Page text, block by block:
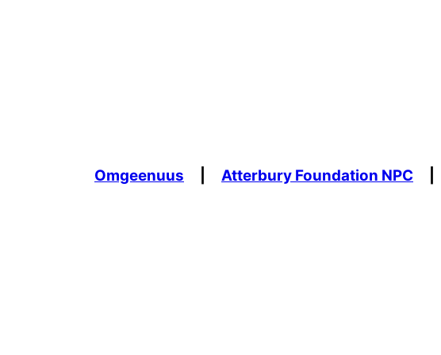
Omgeenuus Atterbury Foundation NPC